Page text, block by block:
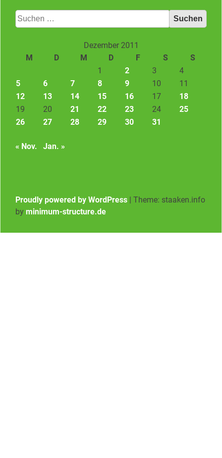
Suchen
nach:
Dezember 2011
M
D M D F S
S
1
2 3
4
5
6 7 8 9 10
11
12
13 14 15 16 17
18
19
20 21 22 23 24
25
26
27 28 29 30 31
« Nov. Jan. »
Proudly powered by WordPress | Theme: staaken.info
by minimum-structure.de